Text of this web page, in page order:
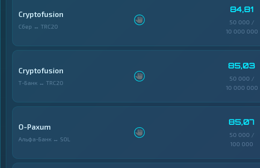
Cryptofusion
Сбер ↔ TRC20
84,81
50 000 /
10 000 000
Cryptofusion
Т-Банк ↔ TRC20
85,03
50 000 /
10 000 000
O-Paxum
Альфа-Банк ↔ SOL
85,07
50 000 /
100 000